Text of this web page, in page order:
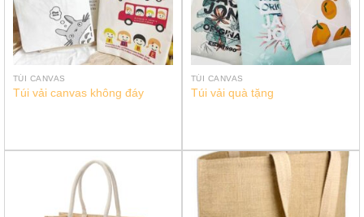
TÚI CANVAS
Túi vải canvas không đáy
TÚI CANVAS
Túi vải quà tặng